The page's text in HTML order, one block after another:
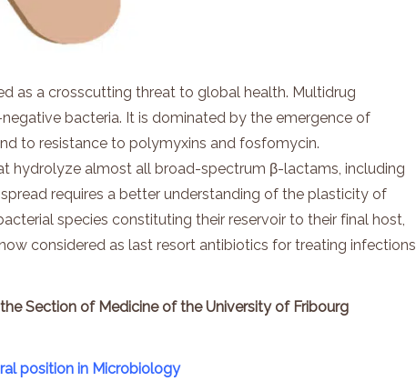
as a crosscutting threat to global health. Multidrug
bacteria. It is dominated by the emergence of
to resistance to polymyxins and fosfomycin.
hydrolyze almost all broad-spectrum β-lactams including
requires a better understanding of the plasticity of
species constituting their reservoir to their final host,
considered as last resort antibiotics for treating infections
Section of Medicine of the University of Fribourg
position in Microbiology